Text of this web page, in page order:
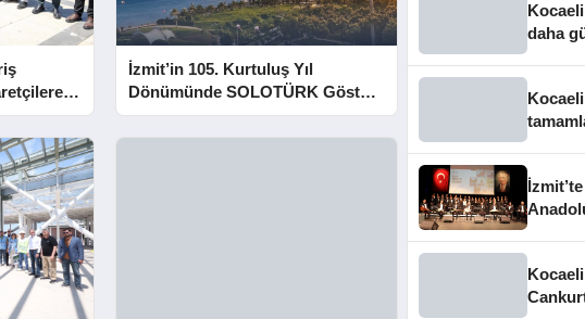
İzmit’in 105. Kurtuluş Yıl
Dönümünde SOLOTÜRK Gösteri
Yapacak
daha